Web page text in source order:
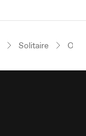
Solitaire Or